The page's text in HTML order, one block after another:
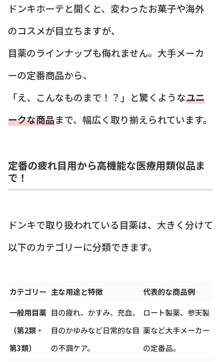
ドンキホーテと聞くと、変わったお菓子や海外
のコスメが目立ちますが、
目薬のラインナップも侮れません。大手メーカ
ーの定番商品から、
「え、こんなものまで！？」と驚くようなユニ
ークな商品まで、幅広く取り揃えられています。
定番の疲れ目用から高機能な医療用類似品ま
で！
ドンキで取り扱われている目薬は、大きく分けて
以下のカテゴリーに分類できます。
カテゴリー 主な用途と特徴
代表的な商品例
一般用目薬
（第2類・
第3類）
目の疲れ、かすみ、充血、
目のかゆみなど日常的な目
の不調ケア。
ロート製薬、参天製
薬など大手メーカー
の定番品。